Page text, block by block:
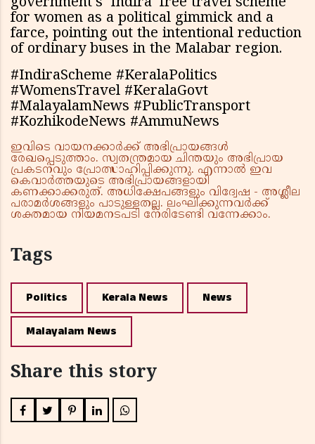
for women as a political gimmick and a
farce, pointing out the intentional reduction
of ordinary buses in the Malabar region.
#IndiraScheme #KeralaPolitics
#WomensTravel #KeralaGovt
#MalayalamNews #PublicTransport
#KozhikodeNews #AmmuNews
ഇവിടെ വായനക്കാർക്ക് അഭിപ്രായങ്ങൾ
രേഖപ്പെടുത്താം. സ്വതന്ത്രമായ ചിന്തയും അഭിപ്രായ
പ്രകടനവും പ്രോത്സാഹിപ്പിക്കുന്നു. എന്നാൽ ഇവ
കെവാർത്തയുടെ അഭിപ്രായങ്ങളായി
കണക്കാക്കരുത്. അധിക്ഷേപങ്ങളും വിദ്വേഷ - അശ്ലീല
പരാമർശങ്ങളും പാടുള്ളതല്ല. ലംഘിക്കുന്നവർക്ക്
ശക്തമായ നിയമനടപടി നേരിടേണ്ടി വന്നേക്കാം.
Tags
Politics Kerala News News
Malayalam News
Share this story